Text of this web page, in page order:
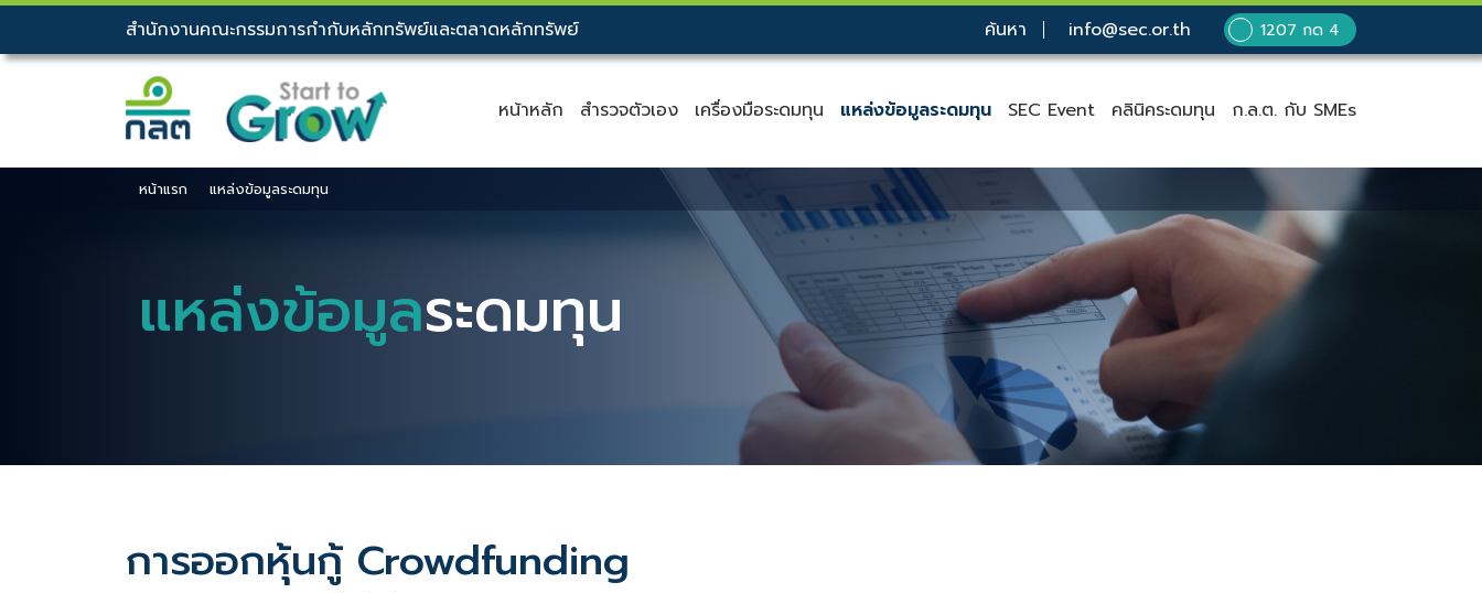
สำนักงานคณะกรรมการกำกับหลักทรัพย์และตลาดหลักทรัพย์ ค้นหา info@sec.or.th 1207 กด 4
หน้าหลัก สำรวจตัวเอง เครื่องมือระดมทุน แหล่งข้อมูลระดมทุน SEC Event คลินิคระดมทุน ก.ล.ต. กับ SMEs
หน้าแรก แหล่งข้อมูลระดมทุน
แหล่งข้อมูลระดมทุน
การออกหุ้นกู้ Crowdfunding